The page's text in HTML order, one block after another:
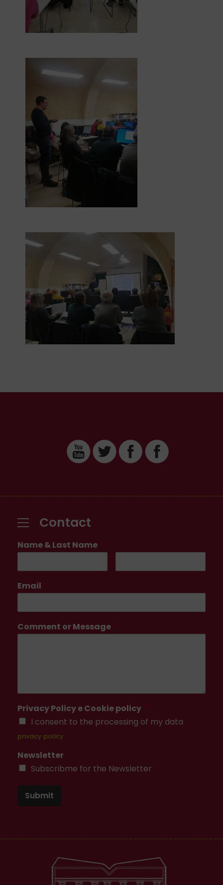
Contact
Name & Last Name *
Email *
Comment or Message *
Privacy Policy e Cookie policy *
I consent to the processing of my data
privacy policy
Newsletter
Subscribme for the Newsletter
Submit